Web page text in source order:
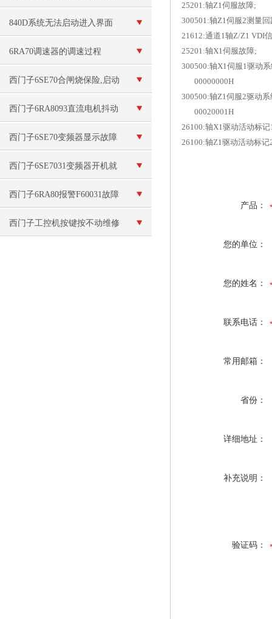
动维修
840D系统无法启动进入界面
6RA70调速器的调速过程
西门子6SE70合闸烧保险,启动
跳闸维修
西门子6RA8093直流电机抖动
维修控制柜坏
西门子6SE70变频器显示故障
维修
西门子6SE7031变频器开机就
报警F027故障维修
西门子6RA80报警F60031故障
维修
西门子工控机按键按不动维修
25201:轴Z1伺服故障;
300501:轴Z1伺服2测量
21612:通道1轴Z/Z1 VDI
25201:轴X1伺服故障;
300500:轴X1伺服1驱动
00000000H
300500:轴Z1伺服2驱动
00020001H
26100:轴X1驱动活动标
26100:轴Z1驱动活动标记
产品：
您的单位：
您的姓名：
联系电话：
常用邮箱：
省份：
详细地址：
补充说明：
验证码：